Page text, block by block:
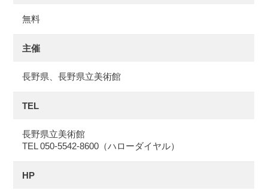
無料
主催
長野県、長野県立美術館
TEL
長野県立美術館
TEL 050-5542-8600（ハローダイヤル）
HP